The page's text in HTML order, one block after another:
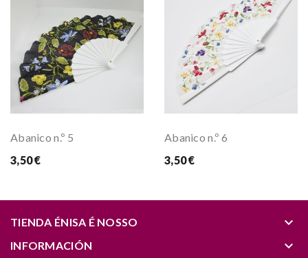
Abanico n.º 5
3,50 €
Abanico n.º 6
3,50 €
TIENDA ÉNISA É NOSSO keyboard_arrow_down
INFORMACIÓN keyboard_arrow_down